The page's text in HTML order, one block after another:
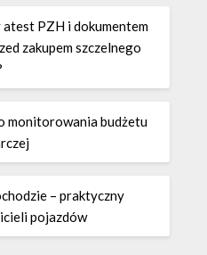
PZH i dokumentem
zakupem szczelnego
monitorowania budżetu
– praktyczny
pojazdów